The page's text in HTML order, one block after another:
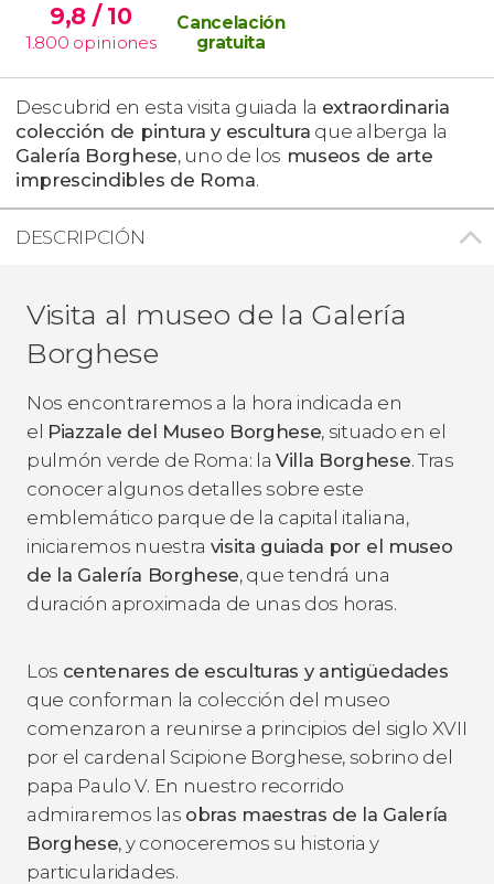
9,8 / 10
1.800 opiniones
Cancelación
gratuita
Descubrid en esta visita guiada la extraordinaria
colección de pintura y escultura que alberga la
Galería Borghese, uno de los museos de arte
imprescindibles de Roma.
DESCRIPCIÓN
Visita al museo de la Galería
Borghese
Nos encontraremos a la hora indicada en
el Piazzale del Museo Borghese, situado en el
pulmón verde de Roma: la Villa Borghese. Tras
conocer algunos detalles sobre este
emblemático parque de la capital italiana,
iniciaremos nuestra visita guiada por el museo
de la Galería Borghese, que tendrá una
duración aproximada de unas dos horas.
Los centenares de esculturas y antigüedades
que conforman la colección del museo
comenzaron a reunirse a principios del siglo XVII
por el cardenal Scipione Borghese, sobrino del
papa Paulo V. En nuestro recorrido
admiraremos las obras maestras de la Galería
Borghese, y conoceremos su historia y
particularidades.